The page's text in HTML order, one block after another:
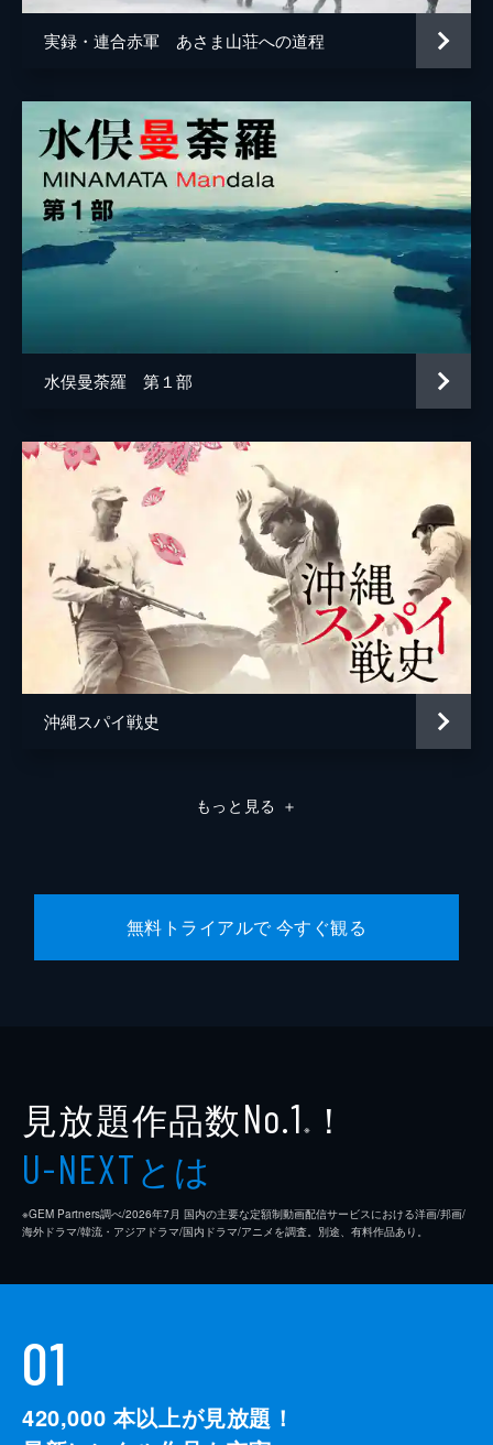
実録・連合赤軍 あさま山荘への道程
水俣曼荼羅 第１部
沖縄スパイ戦史
もっと見る ＋
無料トライアルで 今すぐ観る
見放題作品数No.1 ※ ！
U-NEXTとは
※GEM Partners調べ/2026年7⽉ 国内の主要な定額制動画配信サービスにおける洋画/邦画/
海外ドラマ/韓流・アジアドラマ/国内ドラマ/アニメを調査。別途、有料作品あり。
01
420,000 本以上が見放題！